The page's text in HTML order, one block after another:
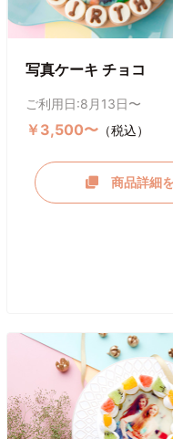
写真ケーキ チョコ
ご利用日:8月13日〜
￥3,500〜（税込）
商品詳細